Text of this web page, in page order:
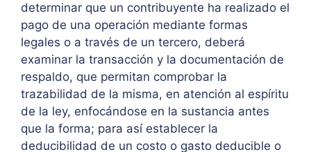
determinar que un contribuyente ha realizado el
pago de una operación mediante formas
legales o a través de un tercero, deberá
examinar la transacción y la documentación de
respaldo, que permitan comprobar la
trazabilidad de la misma, en atención al espíritu
de la ley, enfocándose en la sustancia antes
que la forma; para así establecer la
deducibilidad de un costo o gasto deducible o